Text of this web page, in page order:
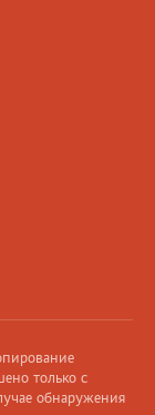
только с
обнаружения